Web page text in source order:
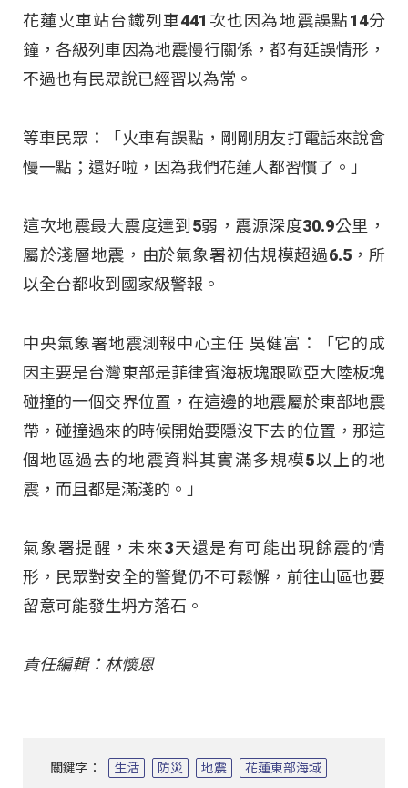
花蓮火車站台鐵列車441次也因為地震誤點14分
鐘，各級列車因為地震慢行關係，都有延誤情形，
不過也有民眾說已經習以為常。
等車民眾：「火車有誤點，剛剛朋友打電話來說會
慢一點；還好啦，因為我們花蓮人都習慣了。」
這次地震最大震度達到5弱，震源深度30.9公里，
屬於淺層地震，由於氣象署初估規模超過6.5，所
以全台都收到國家級警報。
中央氣象署地震測報中心主任 吳健富：「它的成
因主要是台灣東部是菲律賓海板塊跟歐亞大陸板塊
碰撞的一個交界位置，在這邊的地震屬於東部地震
帶，碰撞過來的時候開始要隱沒下去的位置，那這
個地區過去的地震資料其實滿多規模5以上的地
震，而且都是滿淺的。」
氣象署提醒，未來3天還是有可能出現餘震的情
形，民眾對安全的警覺仍不可鬆懈，前往山區也要
留意可能發生坍方落石。
責任編輯：林懷恩
關鍵字： 生活 防災 地震 花蓮東部海域